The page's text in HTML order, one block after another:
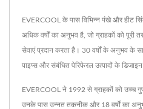
EVERCOOL के पास विभिन्न पंखे और हीट
अधिक वर्षों का अनुभव है, जो ग्राहकों को पूरी
सेवाएं प्रदान करता है। 30 वर्षों के अनुभव के
पाइप्स और संबंधित पेरिफेरल उत्पादों के डिजाइन
EVERCOOL ने 1992 से ग्राहकों को उच्च
उनके पास उन्नत तकनीक और 18 वर्षों का